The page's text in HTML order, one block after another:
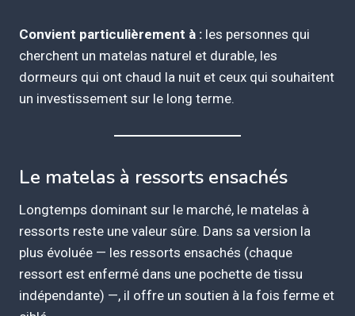
Convient particulièrement à : les personnes qui
cherchent un matelas naturel et durable, les
dormeurs qui ont chaud la nuit et ceux qui souhaitent
un investissement sur le long terme.
Le matelas à ressorts ensachés
Longtemps dominant sur le marché, le matelas à
ressorts reste une valeur sûre. Dans sa version la
plus évoluée — les ressorts ensachés (chaque
ressort est enfermé dans une pochette de tissu
indépendante) —, il offre un soutien à la fois ferme et